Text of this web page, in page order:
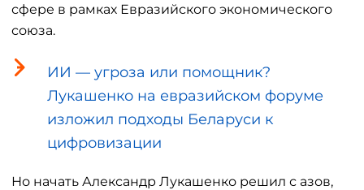
сфере в рамках Евразийского экономического
союза.
ИИ — угроза или помощник?
Лукашенко на евразийском форуме
изложил подходы Беларуси к
цифровизации
Но начать Александр Лукашенко решил с азов,